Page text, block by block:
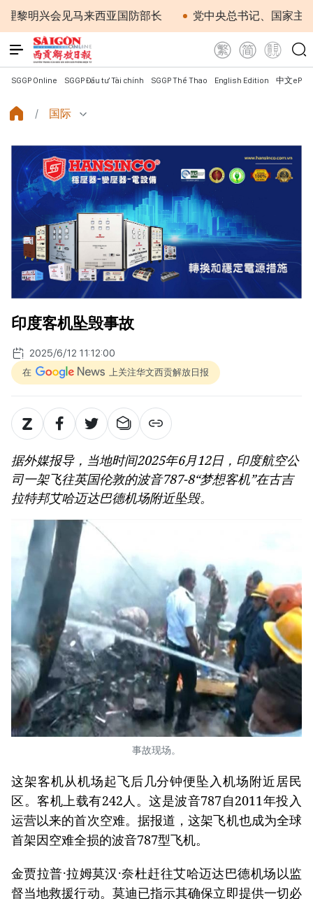
兴会见马来西亚国防部长 党中央总书记、国家主席苏
SGGP Online SGGP Đầu tư Tài chính SGGP Thể Thao English Edition 中文
国际
印度客机坠毁事故
2025/6/12 11:12:00
在 上关注华文西贡解放日报
据外媒报导，当地时间2025年6月12日，印度航空公
司一架飞往英国伦敦的波音787-8“梦想客机”在古吉
拉特邦艾哈迈达巴德机场附近坠毁。
事故现场。
这架客机从机场起飞后几分钟便坠入机场附近居民
区。客机上载有242人。这是波音787自2011年投入
运营以来的首次空难。 据报道，这架飞机也成为全球
首架因空难全损的波音787型飞机。
金贾拉普·拉姆莫汉·奈杜赶往艾哈迈达巴德机场以监
督当地救援行动。莫迪已指示其确保立即提供一切必